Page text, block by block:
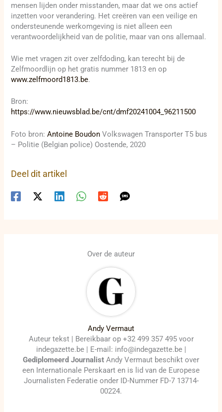
mensen lijden onder misstanden, maar dat we ons actief
inzetten voor verandering. Het creëren van een veilige en
ondersteunende werkomgeving is niet alleen een
verantwoordelijkheid van de politie, maar van ons allemaal.
Wie met vragen zit over zelfdoding, kan terecht bij de
Zelfmoordlijn op het gratis nummer 1813 en op
www.zelfmoord1813.be.
Bron:
https://www.nieuwsblad.be/cnt/dmf20241004_96211500
Foto bron:Antoine Boudon Volkswagen Transporter T5 bus
– Politie (Belgian police) Oostende, 2020
Deel dit artikel
Over de auteur
Andy Vermaut
Auteur tekst | Bereikbaar op +32 499 357 495 voor
indegazette.be | E-mail: info@indegazette.be |
Gediplomeerd Journalist Andy Vermaut beschikt over
een Internationale Perskaart en is lid van de Europese
Journalisten Federatie onder ID-Nummer FD-7 13714-
00224.